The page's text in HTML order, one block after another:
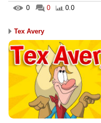
0 0 0.0
Tex Avery